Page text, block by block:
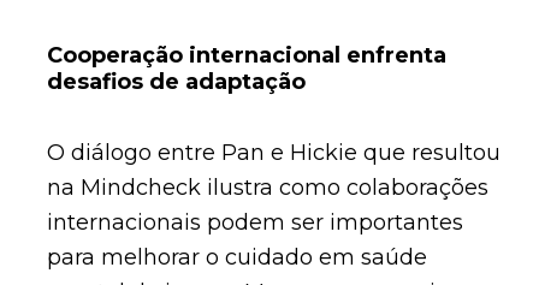
Cooperação internacional enfrenta
desafios de adaptação
O diálogo entre Pan e Hickie que resultou
na Mindcheck ilustra como colaborações
internacionais podem ser importantes
para melhorar o cuidado em saúde